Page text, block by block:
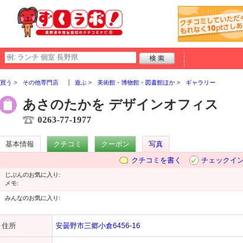
買う その他専門店 遊ぶ 美術館・博物館・図書館ほか ギャラリー
あさのたかを デザインオフィス
0263-77-1977
基本情報 クチコミ クーポン
写真
クチコミを書く
チェックイン
じぶんのお気に入り:
メモ:
みんなのお気に入り:
住所 安曇野市三郷小倉6456-16